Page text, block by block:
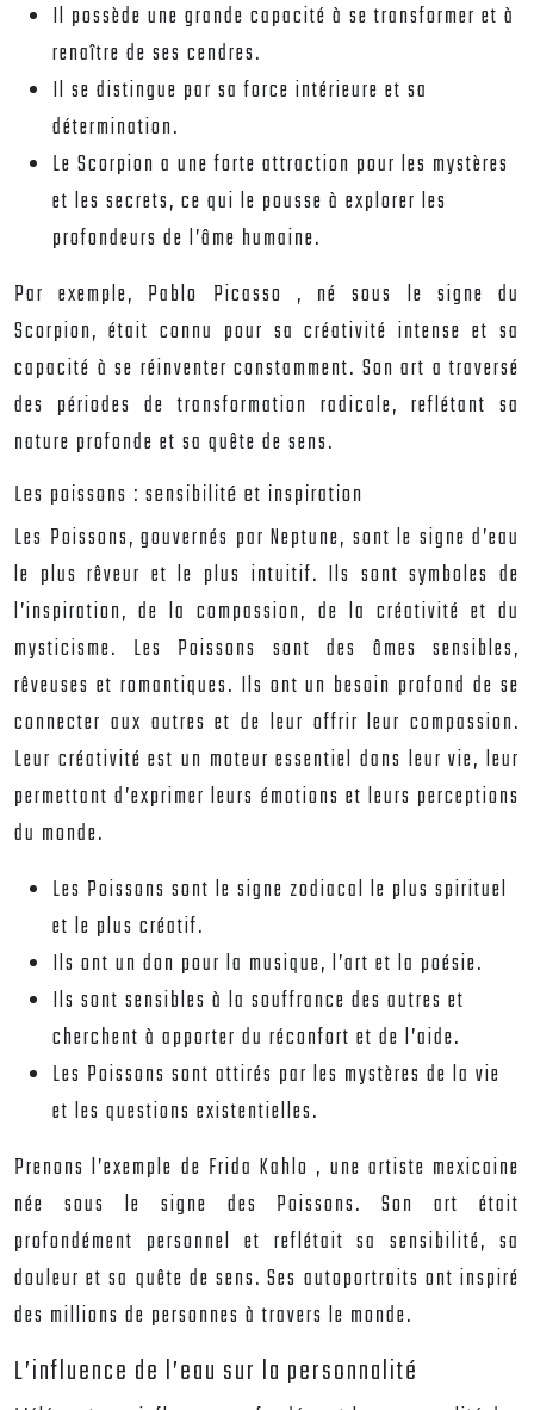
Il possède une grande capacité à se transformer et à
renaître de ses cendres.
Il se distingue par sa force intérieure et sa
détermination.
Le Scorpion a une forte attraction pour les mystères
et les secrets, ce qui le pousse à explorer les
profondeurs de l’âme humaine.
Par exemple, Pablo Picasso , né sous le signe du
Scorpion, était connu pour sa créativité intense et sa
capacité à se réinventer constamment. Son art a traversé
des périodes de transformation radicale, reflétant sa
nature profonde et sa quête de sens.
Les poissons : sensibilité et inspiration
Les Poissons, gouvernés par Neptune, sont le signe d’eau
le plus rêveur et le plus intuitif. Ils sont symboles de
l’inspiration, de la compassion, de la créativité et du
mysticisme. Les Poissons sont des âmes sensibles,
rêveuses et romantiques. Ils ont un besoin profond de se
connecter aux autres et de leur offrir leur compassion.
Leur créativité est un moteur essentiel dans leur vie, leur
permettant d’exprimer leurs émotions et leurs perceptions
du monde.
Les Poissons sont le signe zodiacal le plus spirituel
et le plus créatif.
Ils ont un don pour la musique, l’art et la poésie.
Ils sont sensibles à la souffrance des autres et
cherchent à apporter du réconfort et de l’aide.
Les Poissons sont attirés par les mystères de la vie
et les questions existentielles.
Prenons l’exemple de Frida Kahlo , une artiste mexicaine
née sous le signe des Poissons. Son art était
profondément personnel et reflétait sa sensibilité, sa
douleur et sa quête de sens. Ses autoportraits ont inspiré
des millions de personnes à travers le monde.
L’influence de l’eau sur la personnalité